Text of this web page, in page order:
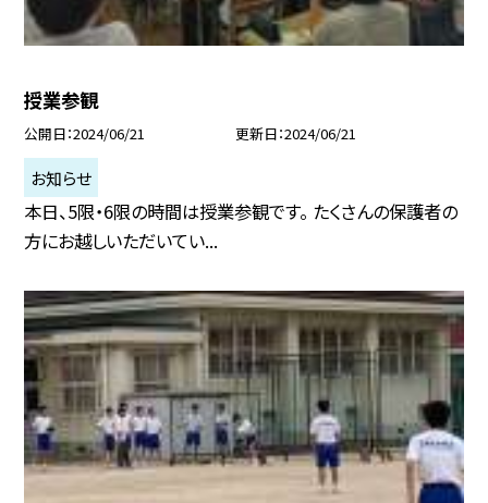
授業参観
公開日 2024/06/21 更新日 2024/06/21
お知らせ
本日、5限・6限の時間は授業参観です。 たくさんの保護者の
方にお越しいただいてい...